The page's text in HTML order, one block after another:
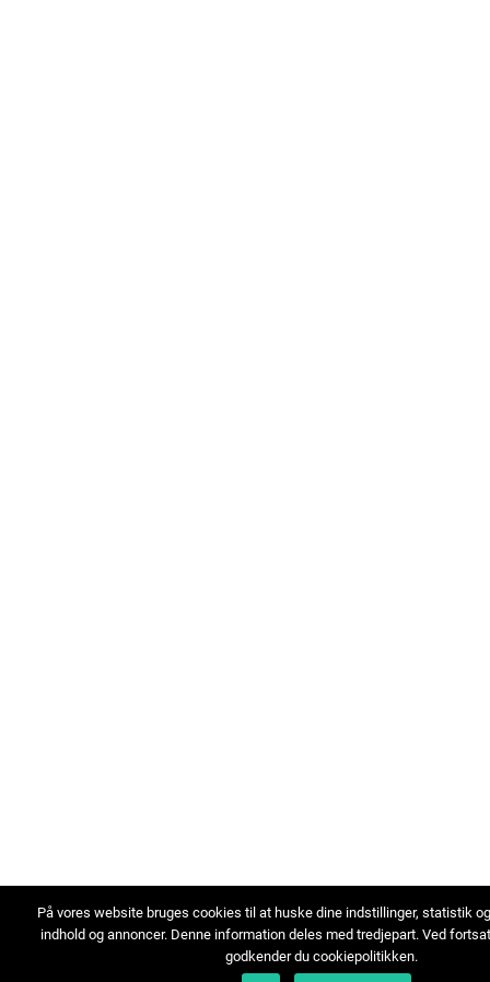
På vores website bruges cookies til at huske dine indstillinger, statistik
indhold og annoncer. Denne information deles med tredjepart. Ved
godkender du cookiepolitikken.